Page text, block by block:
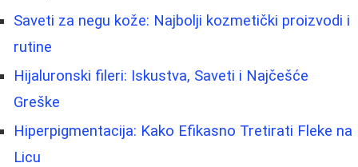
Saveti za negu kože: Najbolji kozmetički proizvodi i
rutine
Hijaluronski fileri: Iskustva, Saveti i Najčešće
Greške
Hiperpigmentacija: Kako Efikasno Tretirati Fleke na
Licu